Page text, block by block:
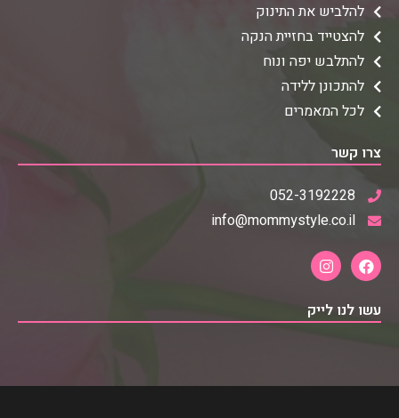
להלביש את התינוק
להצטייד בחזיית הנקה
להתלבש יפה ונוח
להתכונן ללידה
לכל המאמרים
צרו קשר
052-3192228
info@mommystyle.co.il
עשו לנו לייק